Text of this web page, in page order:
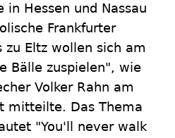
in Hessen und Nassau
Frankfurter
zu Eltz wollen sich am
Bälle zuspielen", wie
Volker Rahn am
mitteilte. Das Thema
"You'll never walk